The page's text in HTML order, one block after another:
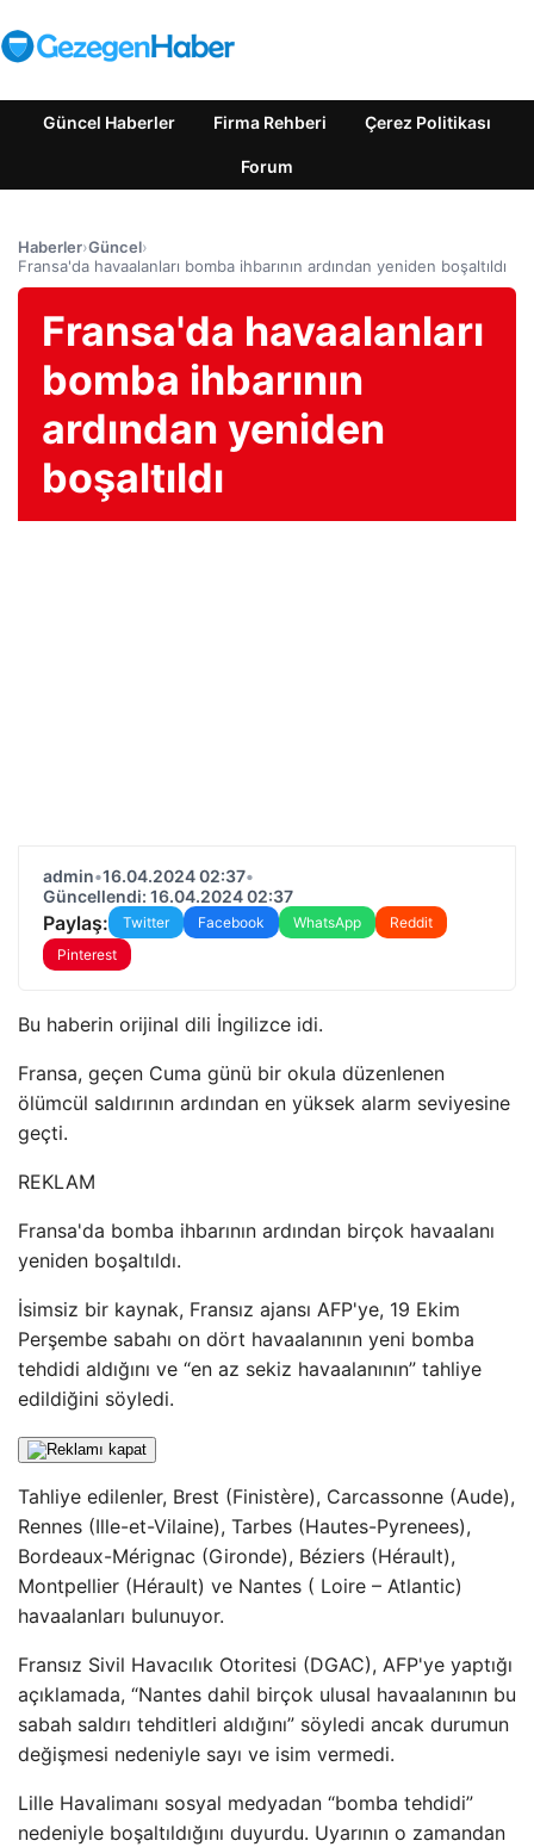
Güncel Haberler Firma Rehberi Çerez Politikası
Forum
Haberler›Güncel›
Fransa'da havaalanları bomba ihbarının ardından yeniden boşaltıldı
Fransa'da havaalanları
bomba ihbarının
ardından yeniden
boşaltıldı
admin•16.04.2024 02:37•
Güncellendi: 16.04.2024 02:37
Paylaş: Twitter Facebook WhatsApp
Reddit
Pinterest
Bu haberin orijinal dili İngilizce idi.
Fransa, geçen Cuma günü bir okula düzenlenen
ölümcül saldırının ardından en yüksek alarm seviyesine
geçti.
REKLAM
Fransa'da bomba ihbarının ardından birçok havaalanı
yeniden boşaltıldı.
İsimsiz bir kaynak, Fransız ajansı AFP'ye, 19 Ekim
Perşembe sabahı on dört havaalanının yeni bomba
tehdidi aldığını ve “en az sekiz havaalanının” tahliye
edildiğini söyledi.
Tahliye edilenler, Brest (Finistère), Carcassonne (Aude),
Rennes (Ille-et-Vilaine), Tarbes (Hautes-Pyrenees),
Bordeaux-Mérignac (Gironde), Béziers (Hérault),
Montpellier (Hérault) ve Nantes ( Loire – Atlantic)
havaalanları bulunuyor.
Fransız Sivil Havacılık Otoritesi (DGAC), AFP'ye yaptığı
açıklamada, “Nantes dahil birçok ulusal havaalanının bu
sabah saldırı tehditleri aldığını” söyledi ancak durumun
değişmesi nedeniyle sayı ve isim vermedi.
Lille Havalimanı sosyal medyadan “bomba tehdidi”
nedeniyle boşaltıldığını duyurdu. Uyarının o zamandan